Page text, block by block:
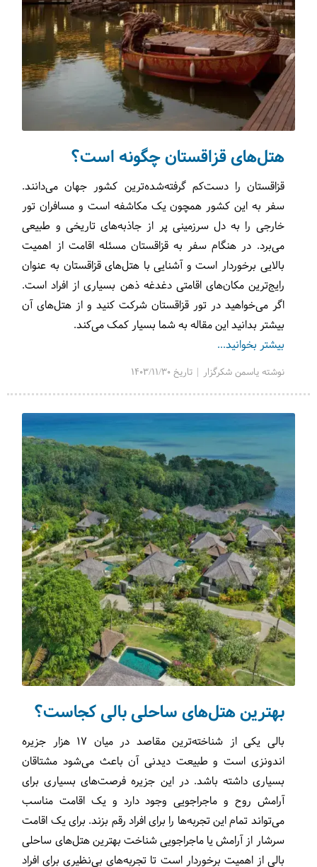
هتل‌های قزاقستان چگونه است؟
قزاقستان را دست‌کم گرفته‌شده‌ترین کشور جهان می‌دانند.
سفر به این کشور همچون یک مکاشفه است و مسافران تور
خارجی را به دل سرزمینی پر از جاذبه‌های تاریخی و طبیعی
می‌برد. در هنگام سفر به قزاقستان مسئله اقامت از اهمیت
بالایی برخوردار است و آشنایی با هتل‌های قزاقستان به عنوان
رایج‌ترین مکان‌های اقامتی دغدغه ذهن بسیاری از افراد است.
اگر می‌خواهید در تور قزاقستان شرکت کنید و از هتل‌های آن
بیشتر بدانید این مقاله به شما بسیار کمک می‌کند.
بیشتر بخوانید...
نوشته یاسمن شکرگزار | تاریخ 1403/11/30
بهترین هتل‌های ساحلی بالی کجاست؟
بالی یکی از شناخته‌ترین مقاصد در میان ۱۷ هزار جزیره
اندونزی است و طبیعت دیدنی آن باعث می‌شود مشتاقان
بسیاری داشته باشد. در این جزیره فرصت‌های بسیاری برای
آرامش روح و ماجراجویی وجود دارد و یک اقامت مناسب
می‌تواند تمام این تجربه‌ها را برای افراد رقم بزند. برای یک اقامت
سرشار از آرامش یا ماجراجویی شناخت بهترین هتل‌های ساحلی
بالی از اهمیت برخوردار است تا تجربه‌های بی‌نظیری برای افراد